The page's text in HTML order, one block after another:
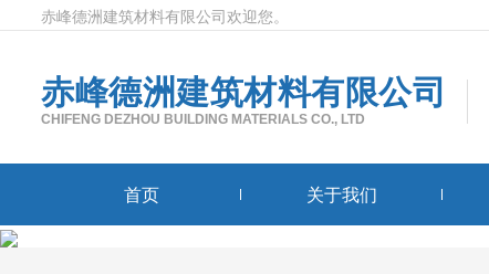
赤峰德洲建筑材料有限公司欢迎您。
赤峰德洲建筑材料有限公司
CHIFENG DEZHOU BUILDING MATERIALS CO., LTD
首页 关于我们